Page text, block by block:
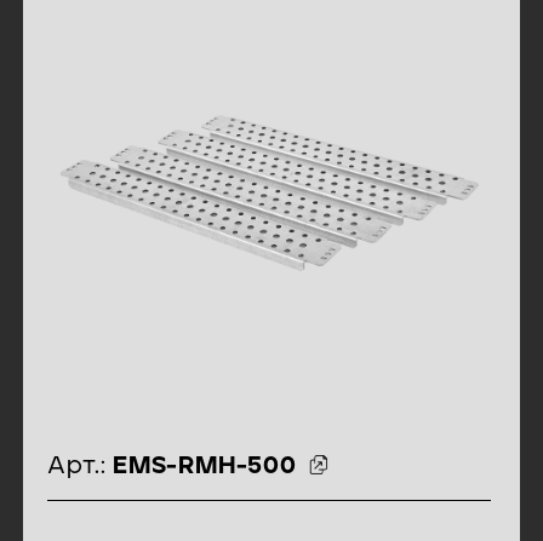
идентификаторы товара
Арт.: EMS-RMH-500